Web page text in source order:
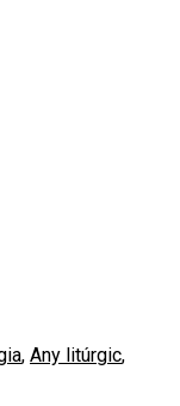
, Any litúrgic,